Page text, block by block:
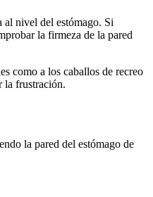
al nivel del estómago. Si
la firmeza de la pared
como a los caballos de recreo
la frustración.
la pared del estómago de